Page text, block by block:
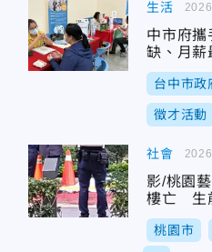
生活
中市府
缺、月薪
台中市政
徵才活動
社會
影/桃園
樓亡 生
桃園市